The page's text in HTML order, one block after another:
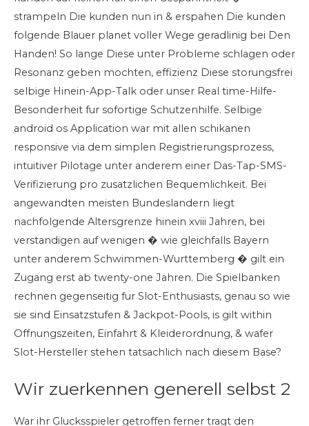
strampeln Die kunden nun in & erspahen Die kunden
folgende Blauer planet voller Wege geradlinig bei Den
Handen! So lange Diese unter Probleme schlagen oder
Resonanz geben mochten, effizienz Diese storungsfrei
selbige Hinein-App-Talk oder unser Real time-Hilfe-
Besonderheit fur sofortige Schutzenhilfe. Selbige
android os Application war mit allen schikanen
responsive via dem simplen Registrierungsprozess,
intuitiver Pilotage unter anderem einer Das-Tap-SMS-
Verifizierung pro zusatzlichen Bequemlichkeit. Bei
angewandten meisten Bundeslandern liegt
nachfolgende Altersgrenze hinein xviii Jahren, bei
verstandigen auf wenigen � wie gleichfalls Bayern
unter anderem Schwimmen-Wurttemberg � gilt ein
Zugang erst ab twenty-one Jahren. Die Spielbanken
rechnen gegenseitig fur Slot-Enthusiasts, genau so wie
sie sind Einsatzstufen & Jackpot-Pools, is gilt within
Offnungszeiten, Einfahrt & Kleiderordnung, & wafer
Slot-Hersteller stehen tatsachlich nach diesem Base?
Wir zuerkennen generell selbst 2
War ihr Glucksspieler getroffen ferner tragt den